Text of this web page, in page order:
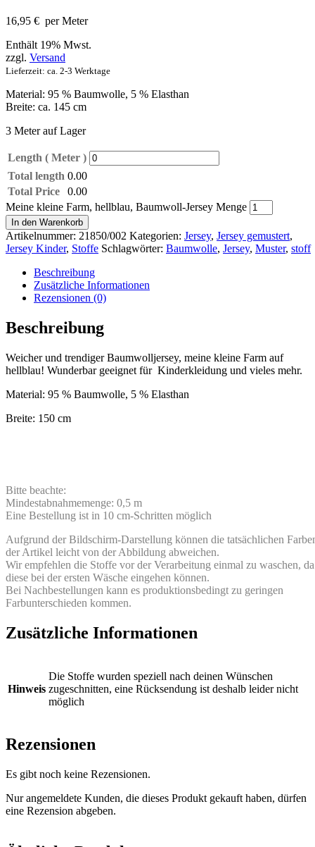
16,95 € per Meter
Enthält 19% Mwst.
zzgl. Versand
Lieferzeit: ca. 2-3 Werktage
Material: 95 % Baumwolle, 5 % Elasthan
Breite: ca. 145 cm
3 Meter auf Lager
Length ( Meter )
Total length 0.00
Total Price
0.00
Meine kleine Farm, hellblau, Baumwoll-Jersey Menge
In den Warenkorb
Artikelnummer: 21850/002 Kategorien: Jersey, Jersey gemustert,
Jersey Kinder, Stoffe Schlagwörter: Baumwolle, Jersey, Muster, stoff
Beschreibung
Zusätzliche Informationen
Rezensionen (0)
Beschreibung
Weicher und trendiger Baumwolljersey, meine kleine Farm auf
hellblau! Wunderbar geeignet für Kinderkleidung und vieles mehr.
Material: 95 % Baumwolle, 5 % Elasthan
Breite: 150 cm
Bitte beachte:
Mindestabnahmemenge: 0,5 m
Eine Bestellung ist in 10 cm-Schritten möglich
Aufgrund der Bildschirm-Darstellung können die tatsächlichen
der Artikel leicht von der Abbildung abweichen.
Wir empfehlen die Stoffe vor der Verarbeitung einmal zu waschen, da
diese bei der ersten Wäsche eingehen können.
Bei Nachbestellungen kann es produktionsbedingt zu geringen
Farbunterschieden kommen.
Zusätzliche Informationen
Hinweis
Die Stoffe wurden speziell nach deinen Wünschen
zugeschnitten, eine Rücksendung ist deshalb leider nicht
möglich
Rezensionen
Es gibt noch keine Rezensionen.
Nur angemeldete Kunden, die dieses Produkt gekauft haben, dürfen
eine Rezension abgeben.